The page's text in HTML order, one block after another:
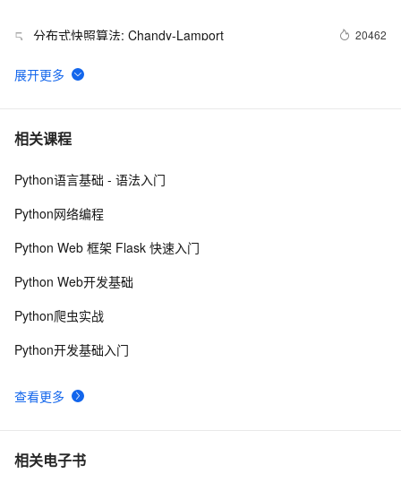
5 分布式快照算法: Chandy-Lamport 20462
6 MaxCompute执行作业慢的原因排查
7 独家专访阿里集团副总裁贾扬清：我为什么选择加入
8 【玩转数据系列六】文本分析算法实现新闻自动分类
10如何轮播 DataV 大屏
相关课程
查看更多
Python语言基础 - 语法入门
Python网络编程
Python Web 框架 Flask 快速入门
Python Web开发基础
Python爬虫实战
Python开发基础入门
相关电子书